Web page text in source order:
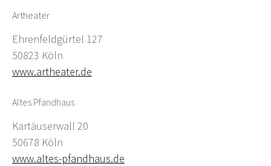
Artheater
Ehrenfeldgürtel 127
50823 Köln
www.artheater.de
Altes Pfandhaus
Kartäuserwall 20
50678 Köln
www.altes-pfandhaus.de